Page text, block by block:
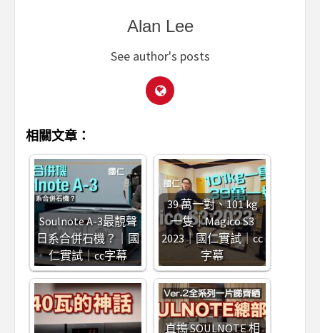
Alan Lee
See author's posts
相關文章：
Soulnote A-3最靚聲
日系合併石機？｜國
仁實試｜cc字幕
39 萬一對、101 kg
一隻｜Magico S3
2023｜國仁實試｜cc
字幕
直搗 SOULNOTE 相